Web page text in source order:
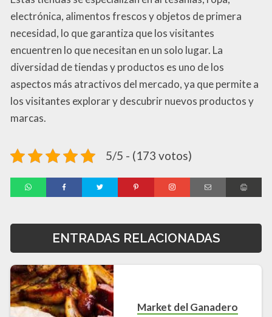
electrónica, alimentos frescos y objetos de primera
necesidad, lo que garantiza que los visitantes
encuentren lo que necesitan en un solo lugar. La
diversidad de tiendas y productos es uno de los
aspectos más atractivos del mercado, ya que permite a
los visitantes explorar y descubrir nuevos productos y
marcas.
5/5 - (173 votos)
ENTRADAS RELACIONADAS
Market del Ganadero